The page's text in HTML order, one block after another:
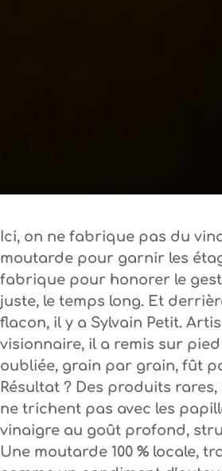
Ici, on ne fabrique pas du
moutarde pour garnir les
fabrique pour honorer le
juste, le temps long. Et
flacon, il y a Sylvain Petit.
visionnaire, il a remis sur
oubliée, grain par grain, fût
Résultat ? Des produits
ne trichent pas avec les
vinaigre au goût profond,
Une moutarde 100 % locale,